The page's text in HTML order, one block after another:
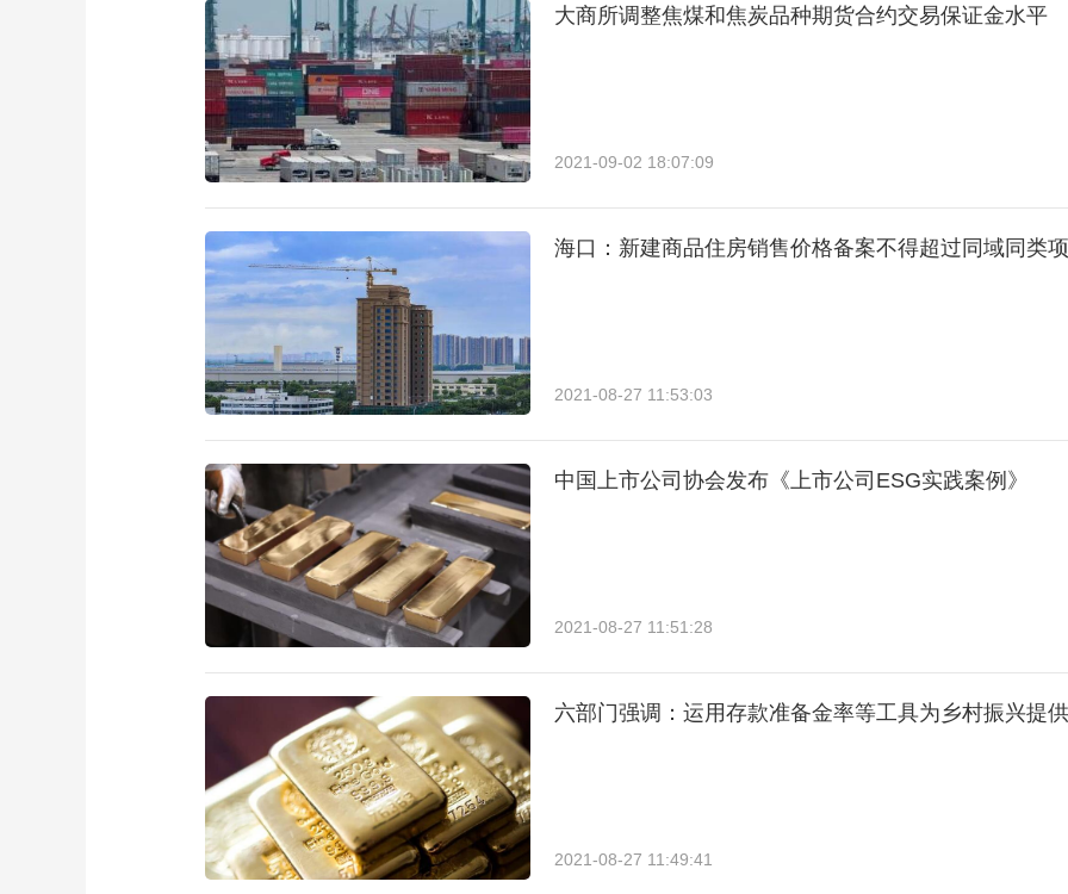
大商所调整焦煤和焦炭品种期货合约交易保证金水平
2021-09-02 18:07:09
海口：新建商品住房销售价格备案不得超过同域同类
2021-08-27 11:53:03
中国上市公司协会发布《上市公司ESG实践案例》
2021-08-27 11:51:28
六部门强调：运用存款准备金率等工具为乡村振兴提
2021-08-27 11:49:41